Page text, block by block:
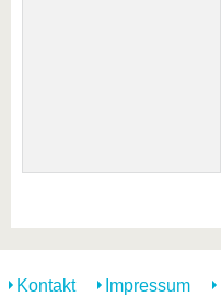
Kontakt Impressum